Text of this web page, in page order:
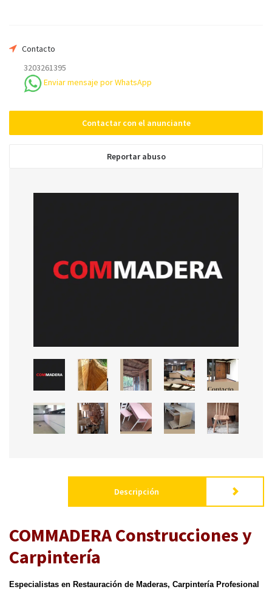
Contacto
3203261395
Enviar mensaje por WhatsApp
Contactar con el anunciante
Reportar abuso
Mensaje
Descripción
COMMADERA Construcciones y
Carpintería
Especialistas en Restauración de Maderas, Carpintería Profesional